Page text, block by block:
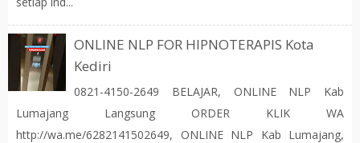
ONLINE NLP FOR HIPNOTERAPIS Kota
Kediri
0821-4150-2649 BELAJAR, ONLINE NLP Kab
Lumajang Langsung ORDER KLIK WA
http://wa.me/6282141502649, ONLINE NLP Kab Lumajang,